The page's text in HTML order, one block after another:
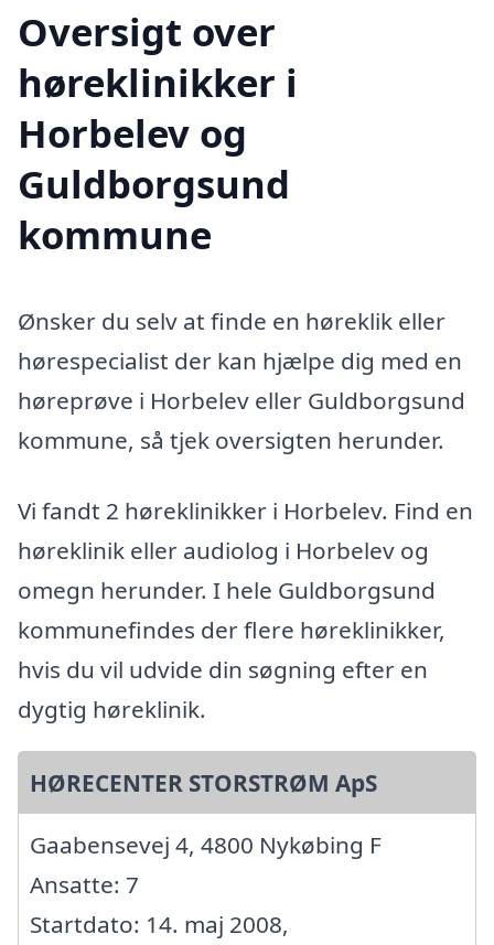
Oversigt over
høreklinikker i
Horbelev og
Guldborgsund
kommune
Ønsker du selv at finde en høreklik eller
hørespecialist der kan hjælpe dig med en
høreprøve i Horbelev eller Guldborgsund
kommune, så tjek oversigten herunder.
Vi fandt 2 høreklinikker i Horbelev. Find en
høreklinik eller audiolog i Horbelev og
omegn herunder. I hele Guldborgsund
kommunefindes der flere høreklinikker,
hvis du vil udvide din søgning efter en
dygtig høreklinik.
HØRECENTER STORSTRØM ApS
Gaabensevej 4, 4800 Nykøbing F
Ansatte: 7
Startdato: 14. maj 2008,